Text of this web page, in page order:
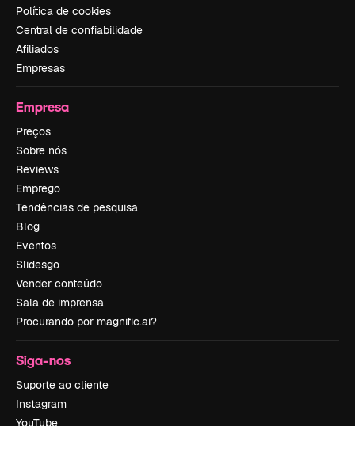
Política de cookies
Central de confiabilidade
Afiliados
Empresas
Empresa
Preços
Sobre nós
Reviews
Emprego
Tendências de pesquisa
Blog
Eventos
Slidesgo
Vender conteúdo
Sala de imprensa
Procurando por magnific.ai?
Siga-nos
Suporte ao cliente
Instagram
YouTube